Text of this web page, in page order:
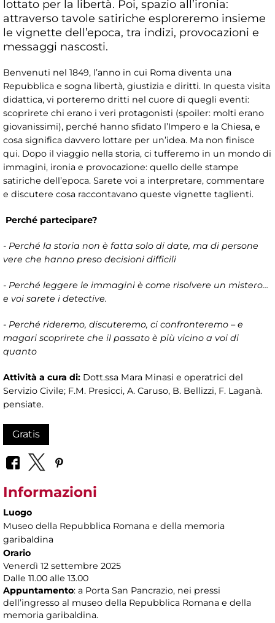
lottato per la libertà. Poi, spazio all’ironia:
attraverso tavole satiriche esploreremo insieme
le vignette dell’epoca, tra indizi, provocazioni e
messaggi nascosti.
Benvenuti nel 1849, l’anno in cui Roma diventa una
Repubblica e sogna libertà, giustizia e diritti. In questa visita
didattica, vi porteremo dritti nel cuore di quegli eventi:
scoprirete chi erano i veri protagonisti (spoiler: molti erano
giovanissimi), perché hanno sfidato l’Impero e la Chiesa, e
cosa significa davvero lottare per un’idea. Ma non finisce
qui. Dopo il viaggio nella storia, ci tufferemo in un mondo di
immagini, ironia e provocazione: quello delle stampe
satiriche dell’epoca. Sarete voi a interpretare, commentare
e discutere cosa raccontavano queste vignette taglienti.
Perché partecipare?
- Perché la storia non è fatta solo di date, ma di persone
vere che hanno preso decisioni difficili
- Perché leggere le immagini è come risolvere un mistero…
e voi sarete i detective.
- Perché rideremo, discuteremo, ci confronteremo – e
magari scoprirete che il passato è più vicino a voi di
quanto
Attività a cura di: Dott.ssa Mara Minasi e operatrici del
Servizio Civile; F.M. Presicci, A. Caruso, B. Bellizzi, F. Laganà.
pensiate.
Gratis
Informazioni
Luogo
Museo della Repubblica Romana e della memoria
garibaldina
Orario
Venerdì 12 settembre 2025
Dalle 11.00 alle 13.00
Appuntamento: a Porta San Pancrazio, nei pressi
dell’ingresso al museo della Repubblica Romana e della
memoria garibaldina.